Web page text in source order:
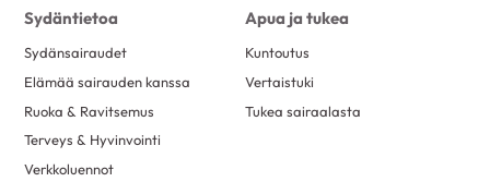
Sydäntietoa
Sydänsairaudet
Elämää sairauden kanssa
Ruoka & Ravitsemus
Terveys & Hyvinvointi
Verkkoluennot
Apua ja tukea
Kuntoutus
Vertaistuki
Tukea sairaalasta